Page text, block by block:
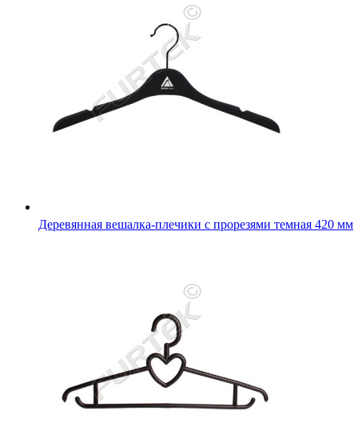
Деревянная вешалка-плечики с прорезями темная 420 мм